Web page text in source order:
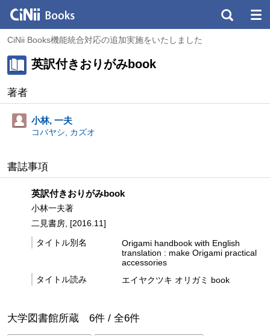
CiNii Books機能統合対応の追加実施をいたしました
英訳付きおりがみbook
著者
小林, 一夫
コバヤシ, カズオ
書誌事項
英訳付きおりがみbook
小林一夫著
二見書房, [2016.11]
タイトル別名
Origami handbook with English
translation : make Origami practical
accessories
タイトル読み
エイヤクツキ オリガミ book
大学図書館所蔵 6件 / 全6件